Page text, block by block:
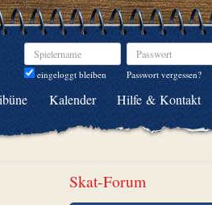
Spielername
eingeloggt bleiben
Passwort
Passwort vergessen?
Kalender Hilfe & Kontakt
Skat-Forum